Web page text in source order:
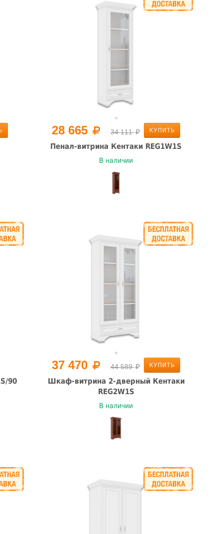
28 665 34 111 КУПИТЬ
Пенал-витрина Кентаки REG1W1S
В наличии
90
37 470 44 589 КУПИТЬ
Шкаф-витрина 2-дверный Кентаки
REG2W1S
В наличии